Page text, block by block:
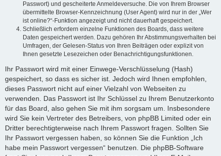
Passwort) und gescheiterte Anmeldeversuche. Die von Ihrem Browser
übermittelte Browser-Kennzeichnung (User Agent) wird nur in der „Wer
ist online?“-Funktion angezeigt und nicht dauerhaft gespeichert.
Schließlich erfordern einzelne Funktionen des Boards, dass weitere
Daten gespeichert werden. Dazu gehören Ihr Abstimmungsverhalten bei
Umfragen, der Gelesen-Status von Ihren Beiträgen oder explizit von
Ihnen gesetzte Lesezeichen oder Benachrichtigungsfunktionen.
Ihr Passwort wird mit einer Einwege-Verschlüsselung (Hash)
gespeichert, so dass es sicher ist. Jedoch wird Ihnen empfohlen,
dieses Passwort nicht auf einer Vielzahl von Webseiten zu
verwenden. Das Passwort ist Ihr Schlüssel zu Ihrem Benutzerkonto
für das Board, also gehen Sie mit ihm sorgsam um. Insbesondere
wird Sie kein Vertreter des Betreibers, von phpBB Limited oder ein
Dritter berechtigterweise nach Ihrem Passwort fragen. Sollten Sie
Ihr Passwort vergessen haben, so können Sie die Funktion „Ich
habe mein Passwort vergessen“ benutzen. Die phpBB-Software